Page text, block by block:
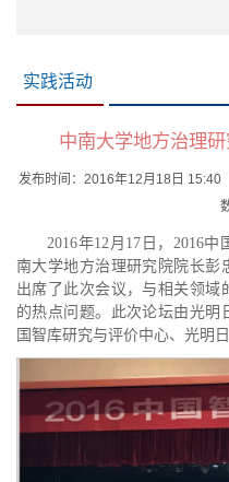
实践活动
中南大学地方治理
发布时间：2016年12月18日
2016年12月17日，2016
南大学地方治理研究院院长彭
出席了此次会议，与相关领域
的热点问题。此次论坛由光明
国智库研究与评价中心、光明